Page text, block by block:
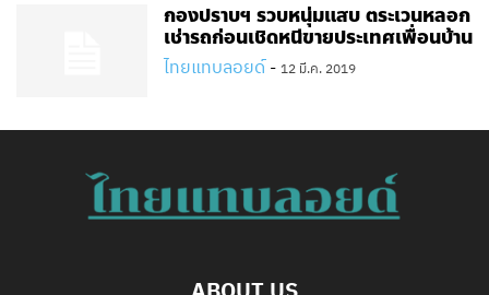
กอง​ปราบ​ฯ​ รวบหนุ่มแสบ ตระเวนหลอก
เช่ารถก่อนเชิดหนีขายประเทศเพื่อนบ้าน
ไทยแทบลอยด์ - 12 มี.ค. 2019